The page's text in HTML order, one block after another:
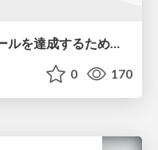
属人化を防ぎ、スプリントゴールを達成するために開発者が始めた取り組み
0 170